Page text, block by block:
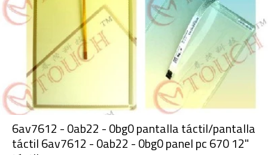
6av7612 - 0ab22 - 0bg0 pantalla táctil/pantalla
táctil 6av7612 - 0ab22 - 0bg0 panel pc 670 12"